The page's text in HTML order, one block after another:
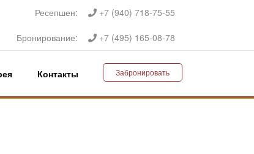
Ресепшен: +7 (940) 718-75-55
Бронирование: +7 (495) 165-08-78
Забронировать
Контакты